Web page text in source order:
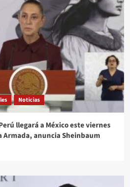
Noticias
llegará a México este viernes
Armada, anuncia Sheinbaum